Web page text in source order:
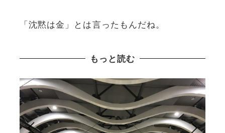
「沈黙は金」とは言ったもんだね。
もっと読む